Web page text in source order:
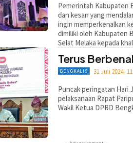
Pemerintah Kabupaten
dan kesan yang
ingin memperkenalkan
dimiliki oleh Kabupaten
Selat Melaka kepada
Terus
BENGKALIS 31 Juli 2024 -
Puncak peringatan Hari
pelaksanaan Rapat
Wakil Ketua DPRD